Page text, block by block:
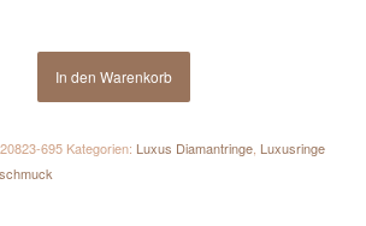
In den Warenkorb
695 Kategorien: Luxus Diamantringe, Luxusringe